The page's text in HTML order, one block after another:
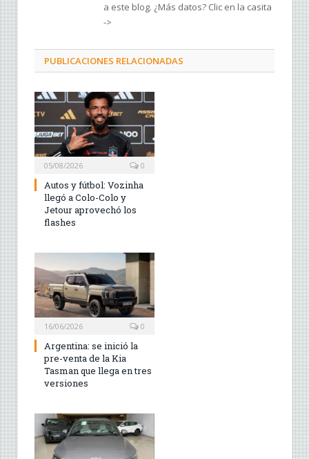
a este blog. ¿Más datos? Clic en la casita
->
PUBLICACIONES RELACIONADAS
05/08/2026 0
Autos y fútbol: Vozinha
llegó a Colo-Colo y
Jetour aprovechó los
flashes
16/06/2026 0
Argentina: se inició la
pre-venta de la Kia
Tasman que llega en tres
versiones